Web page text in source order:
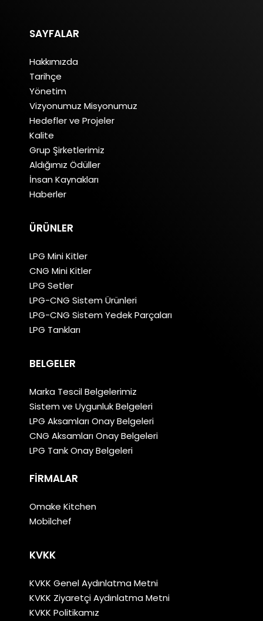
SAYFALAR
Hakkımızda
Tarihçe
Yönetim
Vizyonumuz Misyonumuz
Hedefler ve Projeler
Kalite
Grup Şirketlerimiz
Aldığımız Ödüller
İnsan Kaynakları
Haberler
ÜRÜNLER
LPG Mini Kitler
CNG Mini Kitler
LPG Setler
LPG-CNG Sistem Ürünleri
LPG-CNG Sistem Yedek Parçaları
LPG Tankları
BELGELER
Marka Tescil Belgelerimiz
Sistem ve Uygunluk Belgeleri
LPG Aksamları Onay Belgeleri
CNG Aksamları Onay Belgeleri
LPG Tank Onay Belgeleri
FIRMALAR
Omake Kitchen
Mobilchef
KVKK
KVKK Genel Aydınlatma Metni
KVKK Ziyaretçi Aydınlatma Metni
KVKK Politikamız